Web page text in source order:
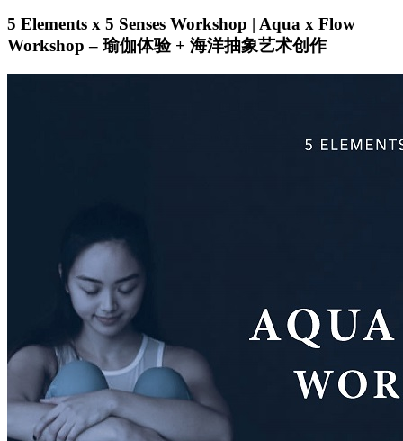
5 Elements x 5 Senses Workshop | Aqua x Flow
Workshop – 瑜伽体验 + 海洋抽象艺术创作